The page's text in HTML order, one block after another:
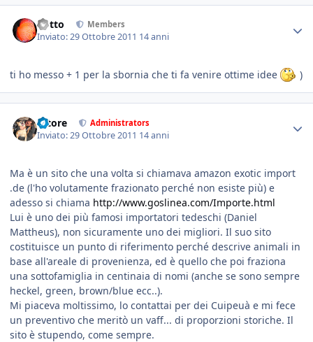
dotto Members
Inviato:29 Ottobre 2011 14 anni
ti ho messo + 1 per la sbornia che ti fa venire ottime idee )
tatore Administrators
Inviato:29 Ottobre 2011 14 anni
Ma è un sito che una volta si chiamava amazon exotic import
.de (l'ho volutamente frazionato perché non esiste più) e
adesso si chiama http://www.goslinea.com/Importe.html
Lui è uno dei più famosi importatori tedeschi (Daniel
Mattheus), non sicuramente uno dei migliori. Il suo sito
costituisce un punto di riferimento perché descrive animali in
base all'areale di provenienza, ed è quello che poi fraziona
una sottofamiglia in centinaia di nomi (anche se sono sempre
heckel, green, brown/blue ecc..).
Mi piaceva moltissimo, lo contattai per dei Cuipeuà e mi fece
un preventivo che meritò un vaff... di proporzioni storiche. Il
sito è stupendo, come sempre.